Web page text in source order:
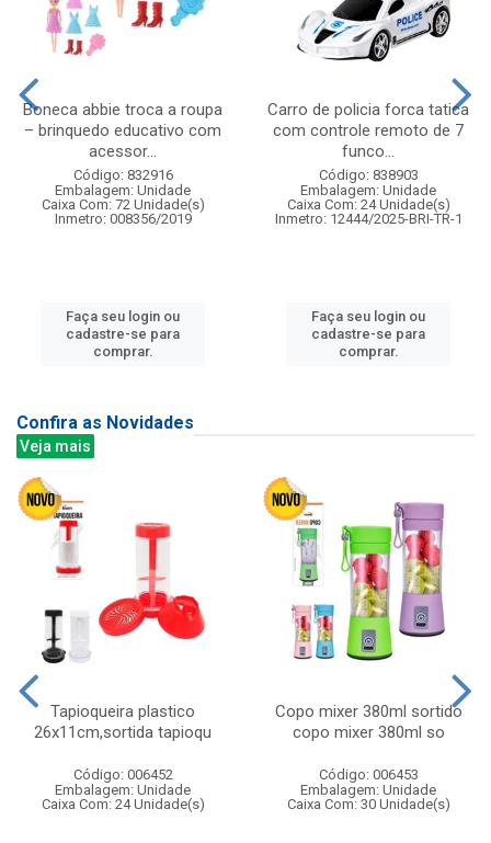
Boneca abbie troca a roupa
– brinquedo educativo com
acessor...
Código: 832916
Embalagem: Unidade
Caixa Com: 72 Unidade(s)
Inmetro: 008356/2019
Faça seu login ou
cadastre-se para
comprar.
Carro de policia forca tatica
com controle remoto de 7
funco...
Código: 838903
Embalagem: Unidade
Caixa Com: 24 Unidade(s)
Inmetro: 12444/2025-BRI-TR-1
Faça seu login ou
cadastre-se para
comprar.
Confira as Novidades
Veja mais
Tapioqueira plastico
26x11cm,sortida tapioqu
Código: 006452
Embalagem: Unidade
Caixa Com: 24 Unidade(s)
Copo mixer 380ml sortido
copo mixer 380ml so
Código: 006453
Embalagem: Unidade
Caixa Com: 30 Unidade(s)